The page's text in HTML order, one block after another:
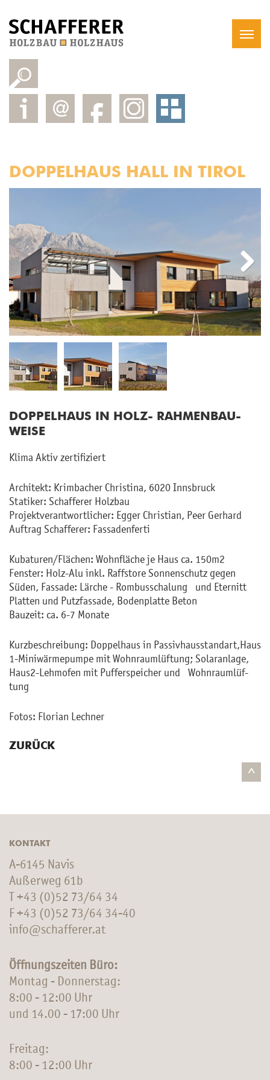
DOPPELHAUS HALL IN TIROL
Next
DOP­PEL­HAUS IN HOLZ- RAH­MEN­BAU­
WEI­SE
Klima Aktiv zer­ti­fi­ziert
Ar­chi­tekt: Krim­ba­cher Chris­ti­na, 6020 Inns­bruck
Sta­ti­ker: Schaf­fe­rer Holz­bau
Pro­jekt­ver­ant­wort­li­cher: Egger Chris­ti­an, Peer Ger­hard
Auf­trag Schaf­fe­rer: Fas­sa­den­fer­ti
Ku­ba­tu­ren/Flä­chen: Wohn­flä­che je Haus ca. 150m2
Fens­ter: Holz-Alu inkl. Raffs­to­re Son­nen­schutz gegen
Süden, Fas­sa­de: Lär­che - Rom­bus­scha­lung und Eter­nitt
Plat­ten und Putz­fas­sa­de, Bo­den­plat­te Beton
Bau­zeit: ca. 6-7 Mo­na­te
Kurz­be­schrei­bung: Dop­pel­haus in Pas­siv­haus­stan­dart,Haus
1-Mi­ni­wär­me­pum­pe mit Wohn­raum­lüf­tung; So­lar­an­la­ge,
Haus2-Lehmo­fen mit Puf­fer­spei­cher und Wohn­raum­lüf­
tung
Fotos: Flo­ri­an Lech­ner
ZURÜCK
^
KONTAKT
A-6145 Navis
Außerweg 61b
T +43 (0)52 73/64 34
F +43 (0)52 73/64 34-40
info@schafferer.at
Öffnungszeiten Büro:
Montag - Donnerstag:
8:00 - 12:00 Uhr
und 14.00 - 17:00 Uhr
Freitag:
8:00 - 12:00 Uhr